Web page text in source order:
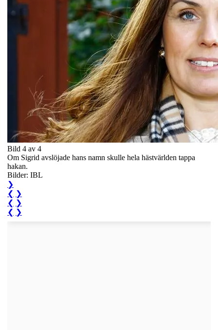
Bild 4 av 4
Om Sigrid avslöjade hans namn skulle hela hästvärlden tappa
hakan.
Bilder: IBL
❯
❮ ❯
❮ ❯
❮ ❯